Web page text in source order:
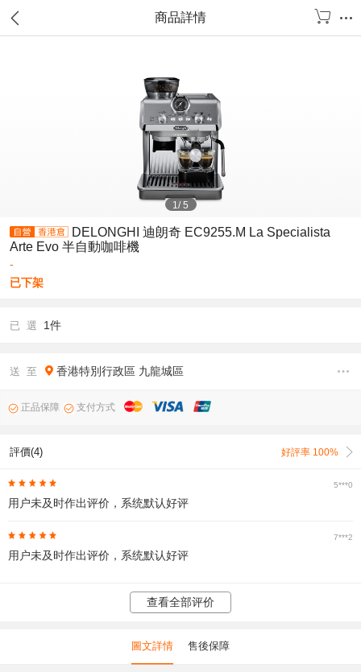
商品詳情
1/5
DELONGHI 迪朗奇 EC9255.M La Specialista
Arte Evo 半自動咖啡機
-
已下架
已 選 1件
送 至 香港特別行政區 九龍城區
正品保障 支付方式
評價(4) 好評率 100%
5***0
用户未及时作出评价，系统默认好评
7***2
用户未及时作出评价，系统默认好评
查看全部评价
圖文詳情 售後保障